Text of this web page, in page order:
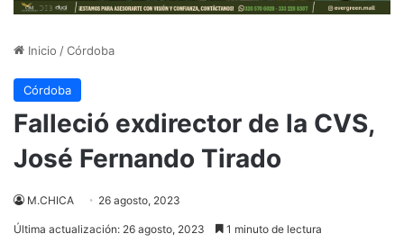
Inicio /Córdoba
Córdoba
Falleció exdirector de la CVS,
José Fernando Tirado
M.CHICA 26 agosto, 2023
Última actualización: 26 agosto, 2023 1 minuto de lectura